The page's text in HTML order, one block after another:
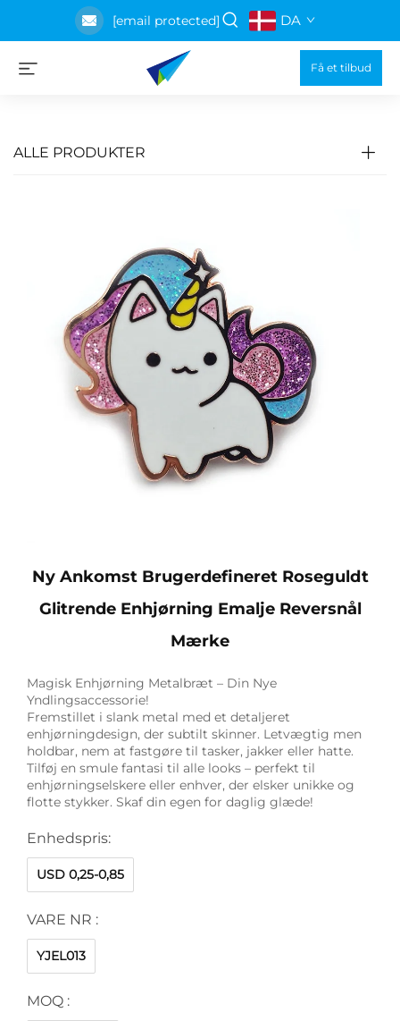
[email protected] DA
Få et tilbud
ALLE PRODUKTER
Ny Ankomst Brugerdefineret Roseguldt
Glitrende Enhjørning Emalje Reversnål
Mærke
Magisk Enhjørning Metalbræt – Din Nye
Yndlingsaccessorie!
Fremstillet i slank metal med et detaljeret
enhjørningdesign, der subtilt skinner. Letvægtig men
holdbar, nem at fastgøre til tasker, jakker eller hatte.
Tilføj en smule fantasi til alle looks – perfekt til
enhjørningselskere eller enhver, der elsker unikke og
flotte stykker. Skaf din egen for daglig glæde!
Enhedspris:
USD 0,25-0,85
VARE NR :
YJEL013
MOQ :